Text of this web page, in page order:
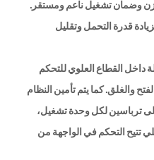
وضمان تشغيل ناعم ومستقر.
قدرة التحمل وتقليل
داخل القطاع العلوي للتحكم
والغلق. كما يتم تأمين النظام
ترباسين لكل وحدة تشغيل،
التحكم في الواجهة من